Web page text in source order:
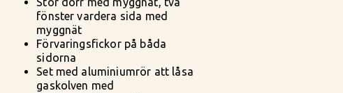
fönster vardera sida med
myggnät
Förvaringsfickor på båda
sidorna
Set med aluminiumrör att låsa
gaskolven med